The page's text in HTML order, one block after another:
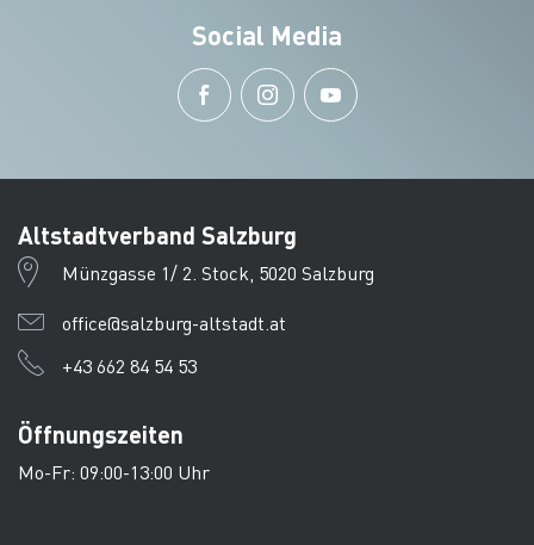
Social Media
Altstadtverband Salzburg
Münzgasse 1/ 2. Stock, 5020 Salzburg
office@salzburg-altstadt.at
+43 662 84 54 53
Öffnungszeiten
Mo-Fr: 09:00-13:00 Uhr